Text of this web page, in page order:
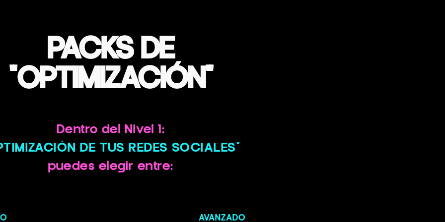
PACKS DE
"OPTIMIZACIÓN"
Dentro del Nivel 1:
DE TUS REDES SOCIALES"
puedes elegir entre:
AVANZADO